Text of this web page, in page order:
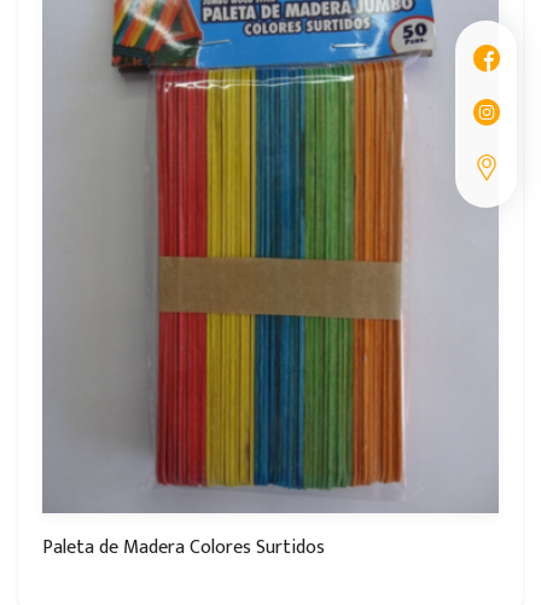
Paleta de Madera Colores Surtidos